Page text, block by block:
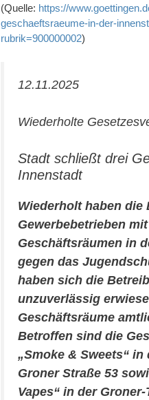
(Quelle: https://
geschaeftsraeume-in-der-
rubrik=900000002)
12.11.2025
Wiederholte
Stadt schließt drei
Innenstadt
Wiederholt haben die
Gewerbebetrieben
Geschäftsräumen in
gegen das
haben sich die
unzuverlässig
Geschäftsräume
Betroffen sind die
„Smoke & Sweets“
Groner Straße 53
Vapes“ in der